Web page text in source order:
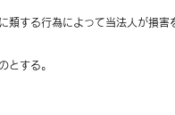
する行為によって当法人が損害
とする。